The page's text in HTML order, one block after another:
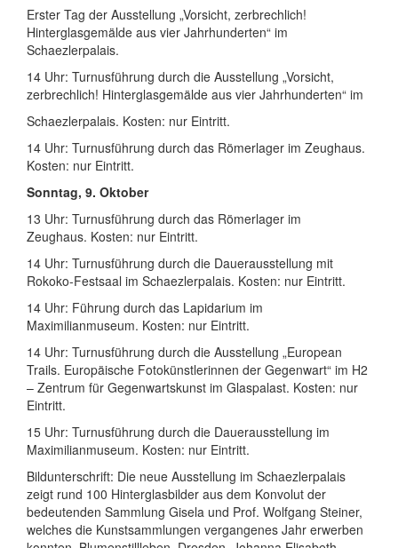
Erster Tag der Ausstellung „Vorsicht, zerbrechlich!
Hinterglasgemälde aus vier Jahrhunderten“ im
Schaezlerpalais.
14 Uhr: Turnusführung durch die Ausstellung „Vorsicht,
zerbrechlich! Hinterglasgemälde aus vier Jahrhunderten“ im
Schaezlerpalais. Kosten: nur Eintritt.
14 Uhr: Turnusführung durch das Römerlager im Zeughaus.
Kosten: nur Eintritt.
Sonntag, 9. Oktober
13 Uhr: Turnusführung durch das Römerlager im
Zeughaus. Kosten: nur Eintritt.
14 Uhr: Turnusführung durch die Dauerausstellung mit
Rokoko-Festsaal im Schaezlerpalais. Kosten: nur Eintritt.
14 Uhr: Führung durch das Lapidarium im
Maximilianmuseum. Kosten: nur Eintritt.
14 Uhr: Turnusführung durch die Ausstellung „European
Trails. Europäische Fotokünstlerinnen der Gegenwart“ im H2
– Zentrum für Gegenwartskunst im Glaspalast. Kosten: nur
Eintritt.
15 Uhr: Turnusführung durch die Dauerausstellung im
Maximilianmuseum. Kosten: nur Eintritt.
Bildunterschrift: Die neue Ausstellung im Schaezlerpalais
zeigt rund 100 Hinterglasbilder aus dem Konvolut der
bedeutenden Sammlung Gisela und Prof. Wolfgang Steiner,
welches die Kunstsammlungen vergangenes Jahr erwerben